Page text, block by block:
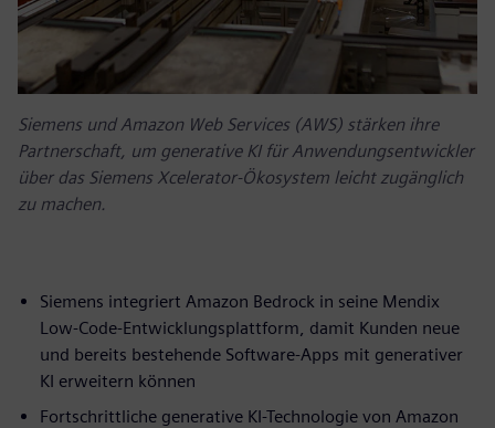
Siemens und Amazon Web Services (AWS) stärken ihre
Partnerschaft, um generative KI für Anwendungsentwickler
über das Siemens Xcelerator-Ökosystem leicht zugänglich
zu machen.
Siemens integriert Amazon Bedrock in seine Mendix
Low-Code-Entwicklungsplattform, damit Kunden neue
und bereits bestehende Software-Apps mit generativer
KI erweitern können
Fortschrittliche generative KI-Technologie von Amazon